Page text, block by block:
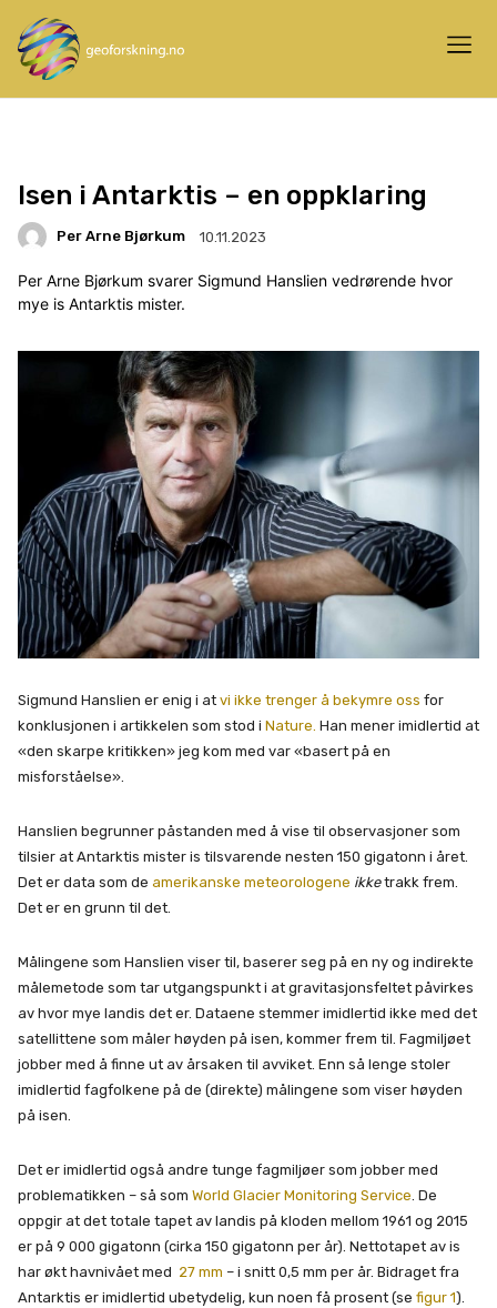
Isen i Antarktis – en oppklaring
Per Arne Bjørkum 10.11.2023
Per Arne Bjørkum svarer Sigmund Hanslien vedrørende hvor
mye is Antarktis mister.
Sigmund Hanslien er enig i at vi ikke trenger å bekymre oss for
konklusjonen i artikkelen som stod i Nature. Han mener imidlertid at
«den skarpe kritikken» jeg kom med var «basert på en
misforståelse».
Hanslien begrunner påstanden med å vise til observasjoner som
tilsier at Antarktis mister is tilsvarende nesten 150 gigatonn i året.
Det er data som de amerikanske meteorologene ikketrakk frem.
Det er en grunn til det.
Målingene som Hanslien viser til, baserer seg på en ny og indirekte
målemetode som tar utgangspunkt i at gravitasjonsfeltet påvirkes
av hvor mye landis det er. Dataene stemmer imidlertid ikke med det
satellittene som måler høyden på isen, kommer frem til. Fagmiljøet
jobber med å finne ut av årsaken til avviket. Enn så lenge stoler
imidlertid fagfolkene på de (direkte) målingene som viser høyden
på isen.
Det er imidlertid også andre tunge fagmiljøer som jobber med
problematikken – så som World Glacier Monitoring Service. De
oppgir at det totale tapet av landis på kloden mellom 1961 og 2015
er på 9 000 gigatonn (cirka 150 gigatonn per år). Nettotapet av is
har økt havnivået med 27 mm – i snitt 0,5 mm per år. Bidraget fra
Antarktis er imidlertid ubetydelig, kun noen få prosent (se figur 1).